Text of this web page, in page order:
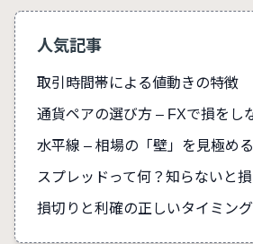
人気記事
取引時間帯による値動きの特徴
水平線 – 相場の「壁」を見極める